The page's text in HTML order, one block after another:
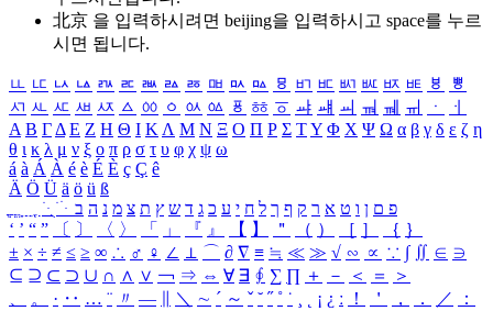
北京 을 입력하시려면 beijing을 입력하시고 space를 누르
시면 됩니다.
ㅥ ㅦ ㅧ ㅨ ㅩ ㅪ ㅫ ㅬ ㅭ ㅮ ㅯ ㅰ ㅱ ㅲ ㅳ ㅴ ㅵ ㅶ ㅷ ㅸ
ㅹ
ㅺ ㅻ ㅼ ㅽ ㅾ ㅿ ㆀ ㆁ ㆂ ㆃ ㆄ ㆅ ㆆ ㆇ ㆈ ㆉ ㆊ ㆋ ㆌ ㆍ
ㆎ
Α Β ΓΔ Ε Ζ Η Θ Ι ΚΛ Μ Ν Ξ Ο Π Ρ Σ ΤΥ Φ Χ Ψ Ω α β γ δ ε ζ η
θ ι κ λ μ ν ξ ο π ρ σ τ υ φ χ ψ ω
á à Á À é è É È ç Ç ê
Ä Ö Ü ä ö ü ß
ִֶֹ ֻּ ׁׂ פ ם ן ו ט א ר ק ף ך ל ח י ע כ ג ד ש ץ ת צ מ נ ה ב
‘ ’ “ ” 〔 〕 〈 〉 「 」 『 』 【 】 ＂ （ ） ［ ］ ｛ ｝
± × ÷ ≠ ≤ ≥ ∞ ∴ ♂ ♀ ∠ ⊥ ⌒ ∂ ∇ ≡ ≒ ≪ ≫ √ ∽ ∝ ∵ ∫ ∬ ∈ ∋
⊆ ⊇ ⊂ ⊃ ∪ ∩ ∧ ∨ ￢ ⇒ ⇔ ∀ ∃ ∮ ∑ ∏ ＋ － ＜ ＝
＞
、
。 · ‥ … ¨ 〃 ― ＼ ∼ ´ ～ ˇ ˘ ˝ ˚ ˙ ¸ ¡ ¿ ː ！ ＇ ， ． ／
：